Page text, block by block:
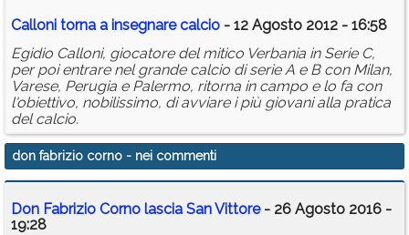
Calloni torna a insegnare calcio - 12 Agosto 2012 - 16:58
Egidio Calloni, giocatore del mitico Verbania in Serie C,
per poi entrare nel grande calcio di serie A e B con Milan,
Varese, Perugia e Palermo, ritorna in campo e lo fa con
l'obiettivo, nobilissimo, di avviare i più giovani alla pratica
del calcio.
don fabrizio corno - nei commenti
Don Fabrizio Corno lascia San Vittore- 26 Agosto 2016 -
19:28